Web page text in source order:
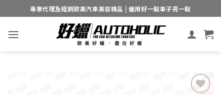
to
content
專業代理及經銷歐美汽車美容精品 | 蠟用好一點車子亮一點